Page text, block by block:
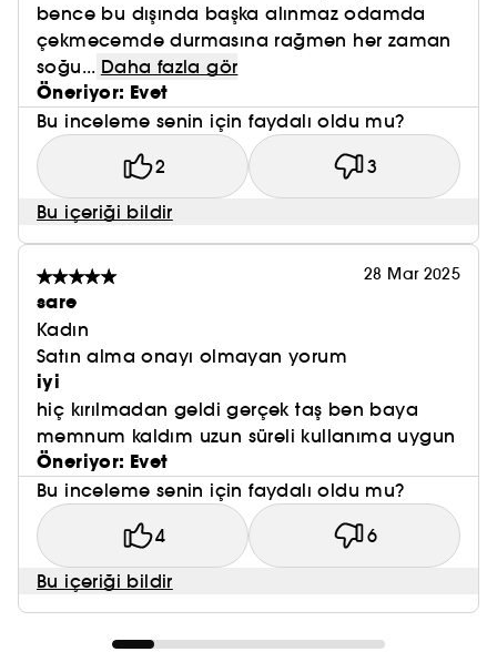
bence bu dışında başka alınmaz odamda
çekmecemde durmasına rağmen her zaman
soğu... Daha fazla gör
Öneriyor: Evet
Bu inceleme senin için faydalı oldu mu?
2 3
Bu içeriği bildir
28 Mar 2025
sare
Kadın
Satın alma onayı olmayan yorum
iyi
hiç kırılmadan geldi gerçek taş ben baya
memnum kaldım uzun süreli kullanıma uygun
Öneriyor: Evet
Bu inceleme senin için faydalı oldu mu?
4 6
Bu içeriği bildir